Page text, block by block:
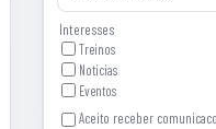
Interesses
Treinos
Noticias
Eventos
Aceito receber